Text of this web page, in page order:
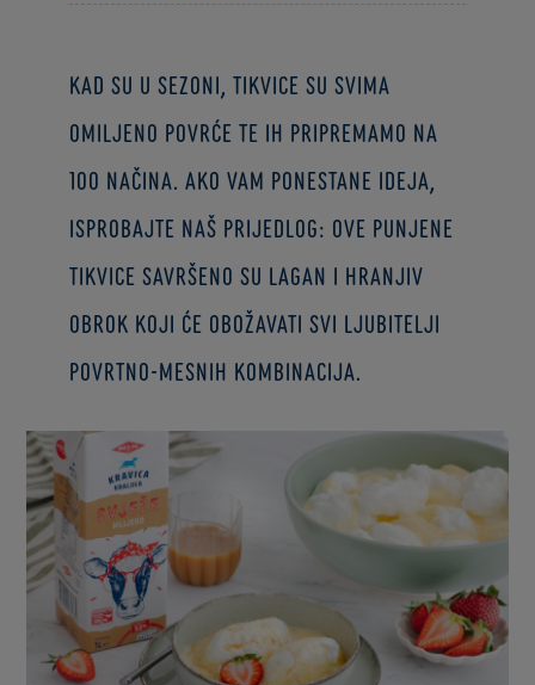
Kad su u sezoni, tikvice su svima
omiljeno povrće te ih pripremamo na
100 načina. Ako vam ponestane ideja,
isprobajte naš prijedlog: ove punjene
tikvice savršeno su lagan i hranjiv
obrok koji će obožavati svi ljubitelji
povrtno-mesnih kombinacija.